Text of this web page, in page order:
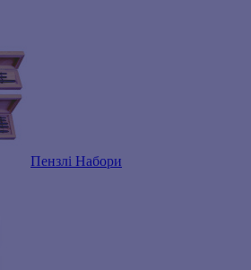
Пензлі Набори